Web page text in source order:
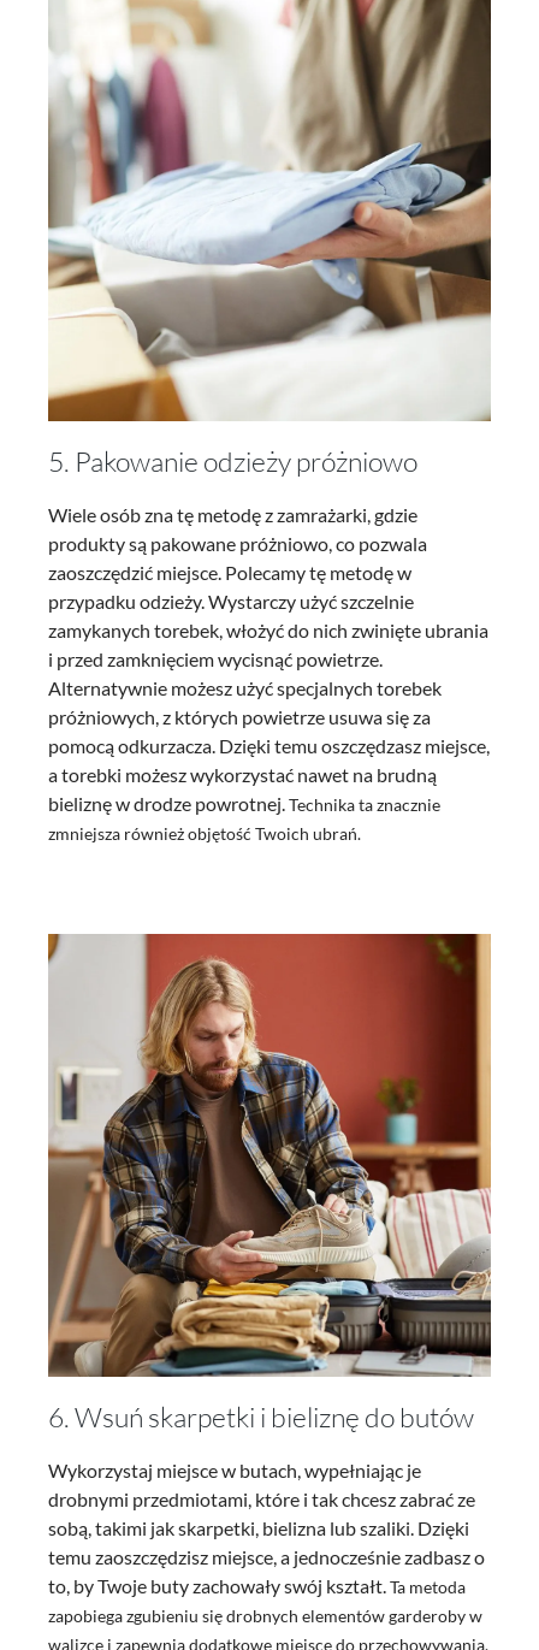
5. Pakowanie odzieży próżniowo
Wiele osób zna tę metodę z zamrażarki, gdzie
produkty są pakowane próżniowo, co pozwala
zaoszczędzić miejsce. Polecamy tę metodę w
przypadku odzieży. Wystarczy użyć szczelnie
zamykanych torebek, włożyć do nich zwinięte ubrania
i przed zamknięciem wycisnąć powietrze.
Alternatywnie możesz użyć specjalnych torebek
próżniowych, z których powietrze usuwa się za
pomocą odkurzacza. Dzięki temu oszczędzasz miejsce,
a torebki możesz wykorzystać nawet na brudną
bieliznę w drodze powrotnej.Technika ta znacznie
zmniejsza również objętość Twoich ubrań.
6. Wsuń skarpetki i bieliznę do butów
Wykorzystaj miejsce w butach, wypełniając je
drobnymi przedmiotami, które i tak chcesz zabrać ze
sobą, takimi jak skarpetki, bielizna lub szaliki. Dzięki
temu zaoszczędzisz miejsce, a jednocześnie zadbasz o
to, by Twoje buty zachowały swój kształt.Ta metoda
zapobiega zgubieniu się drobnych elementów garderoby w
walizce i zapewnia dodatkowe miejsce do przechowywania.